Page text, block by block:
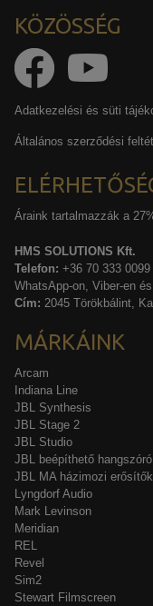
KÖZÖSSÉG
Adatkezelési és süti
Általános szerződési
Áraink tartalmazzák a
HMS SOLUTIONS Kft.
Telefon: +36 70 333 0099
WhatsApp-on, Viber-en
Cím: 2045 Törökbálint,
MÁRKÁINK
Arcam
Indiana Line
JBL Synthesis
JBL Stage 2
JBL Studio
JBL beépíthető hangszóró
JBL MA házimozi erősítők
Lyngdorf Audio
Mark Levinson
Meridian
REL
Revel
Sim2
Stewart Filmscreen